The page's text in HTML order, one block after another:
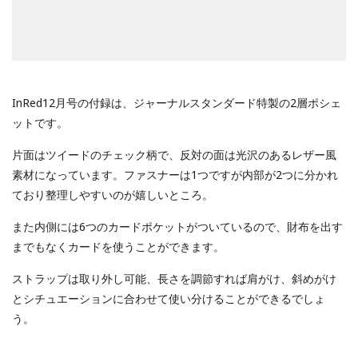
InRed12月号の付録は、ジャーナルスタンダード特製の2層ポシェ
ットです。
片面はツイードのチェック柄で、反対の面は光沢のあるレザー風
素材になっています。ファスナーは1つですが内部が2つに分かれ
ており整理しやすいのが嬉しいところ。
また内側には6つのカードポケットがついているので、財布を出す
までもなくカードを使うことができます。
ストラップは取り外し可能、長さを調節すれば肩がけ、斜めがけ
とシチュエーションに合わせて使い分けることができるでしょ
う。